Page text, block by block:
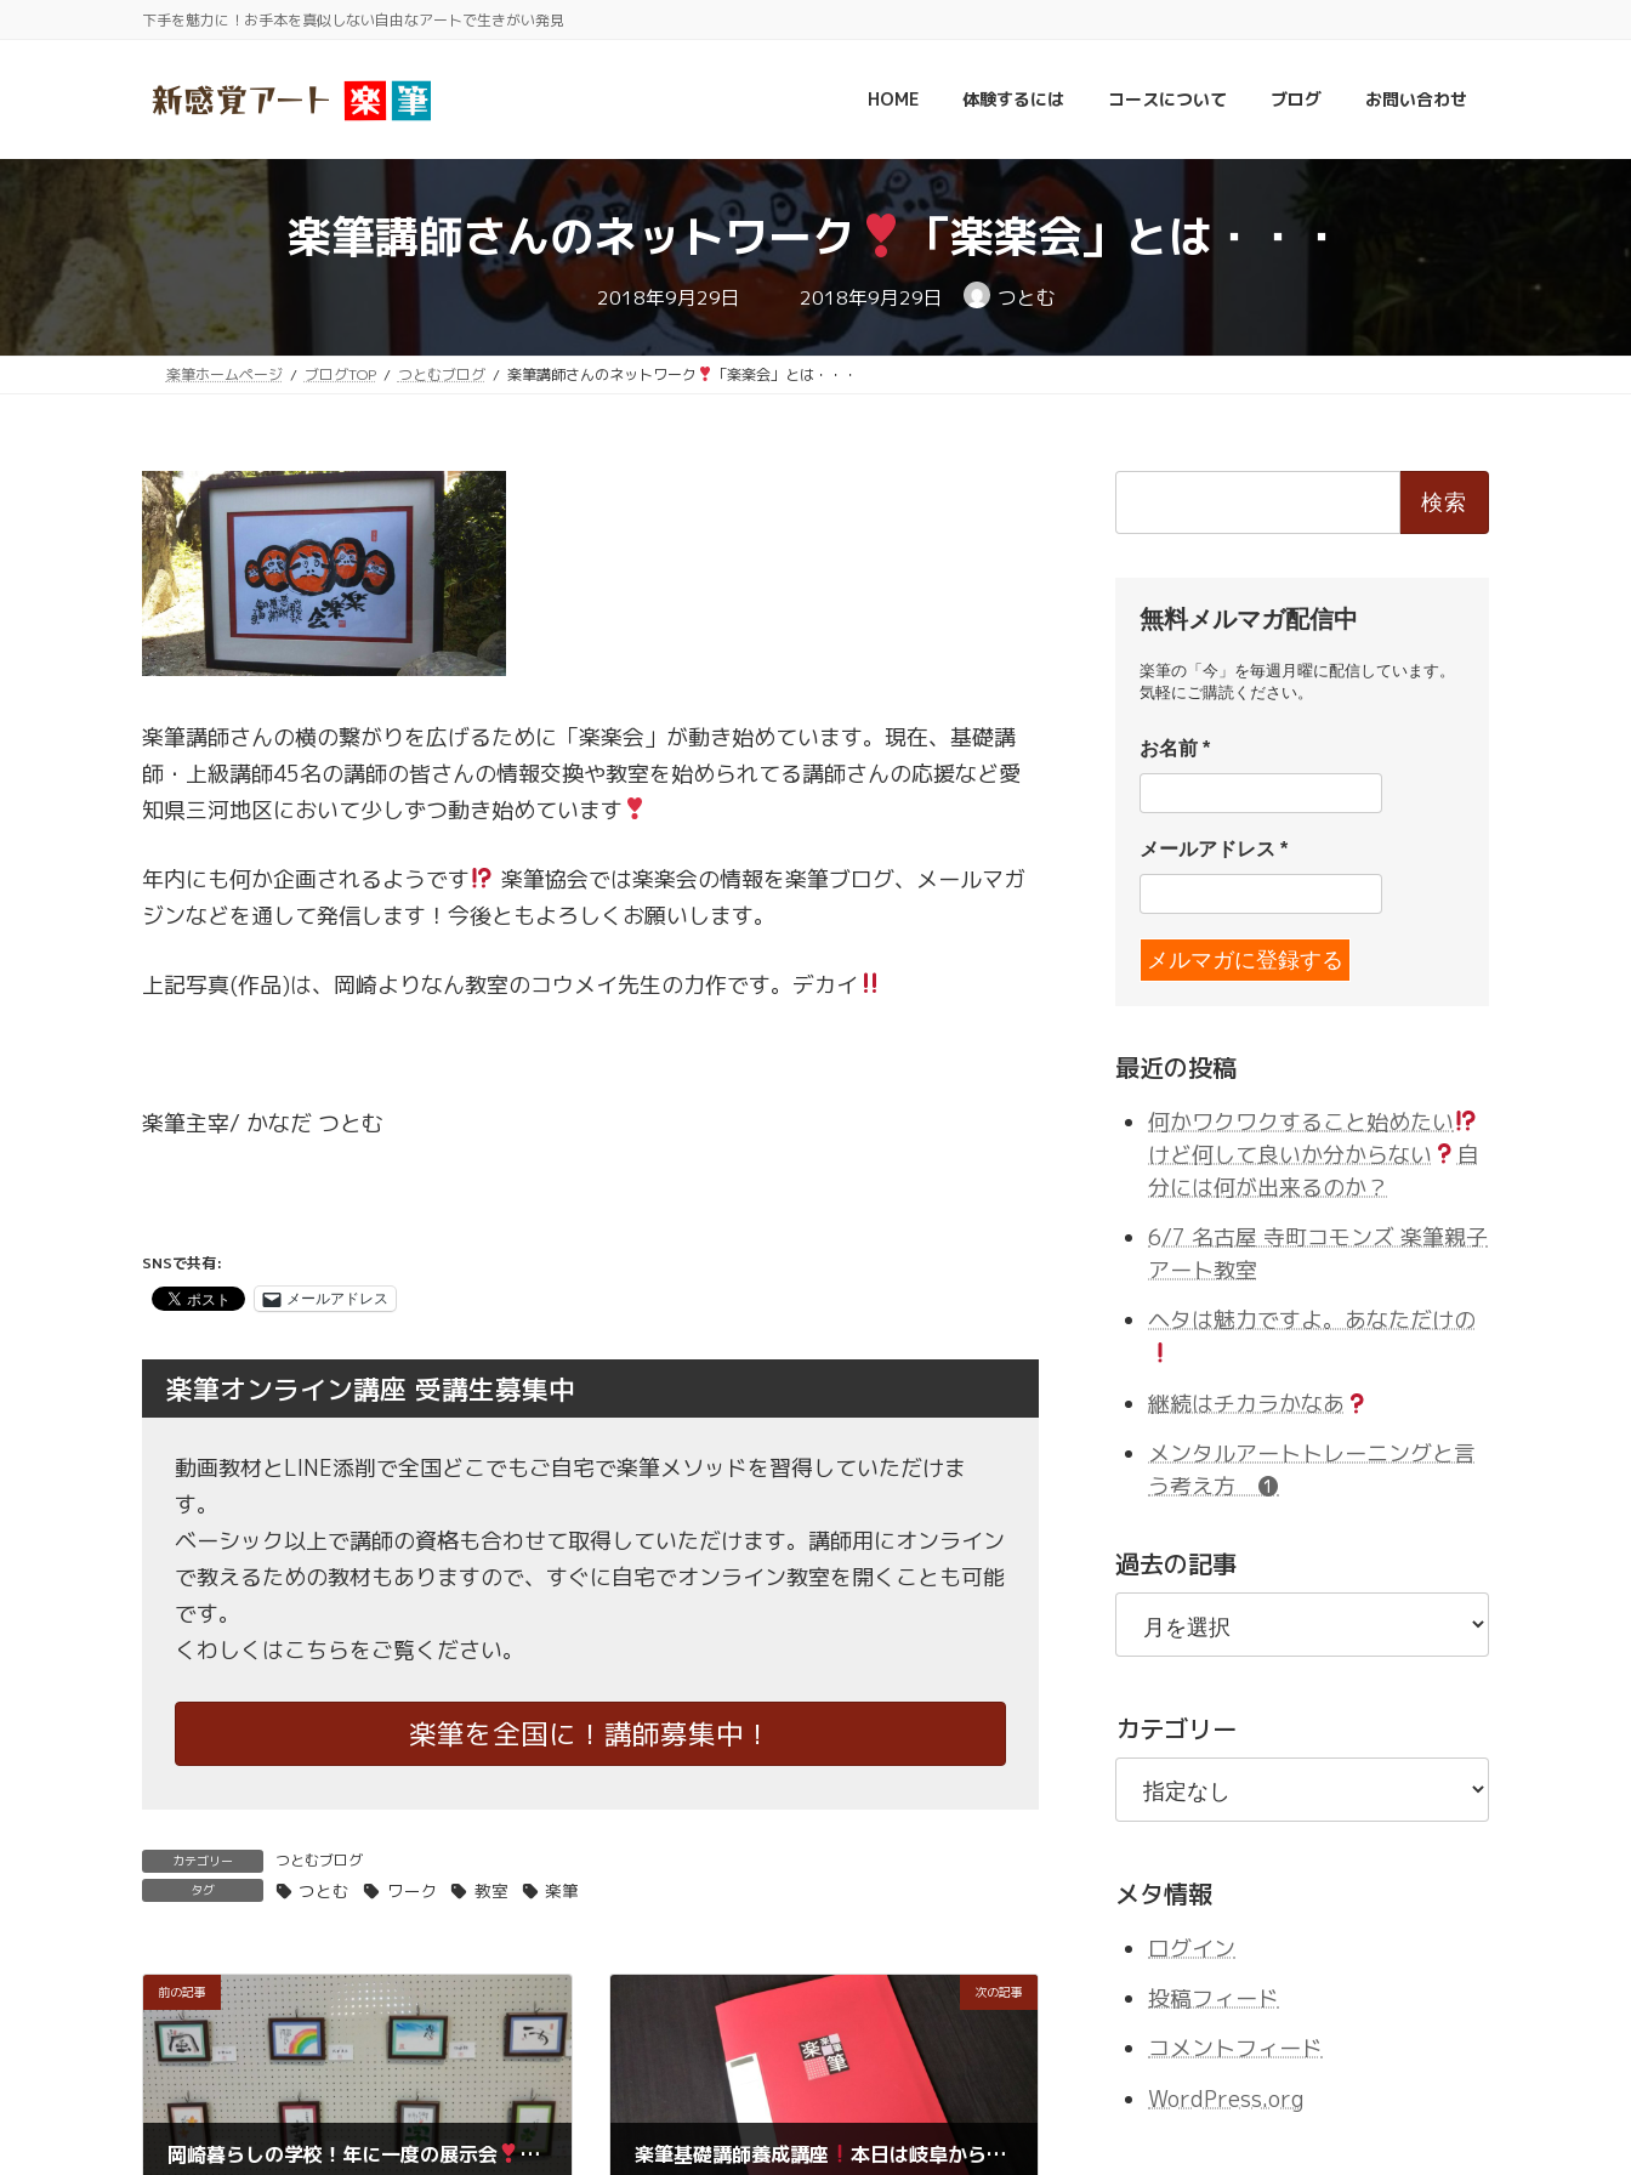
下手を魅力に！お手本を真似しない自由なアートで生きがい発見
HOME 体験するには コースについて ブログ お問い合わせ
楽筆講師さんのネットワーク 「楽楽会」とは・・・
2018年9月29日 最
終
更
新
日
時
2018年9月29日 つとむ
楽筆ホームページ ブログTOP つとむブログ 楽筆講師さんのネットワーク 「楽楽会」とは・・・
楽筆講師さんの横の繋がりを広げるために「楽楽会」が動き始めています。現在、基礎講
師・上級講師45名の講師の皆さんの情報交換や教室を始められてる講師さんの応援など愛
知県三河地区において少しずつ動き始めています
年内にも何か企画されるようです
楽筆協会では楽楽会の情報を楽筆ブログ、メールマガ
ジンなどを通して発信します！今後ともよろしくお願いします。
上記写真(作品)は、岡崎よりなん教室のコウメイ先生の力作です。デカイ
楽筆主宰/ かなだ つとむ
SNSで共有:
メールアドレス
楽筆オンライン講座 受講生募集中
動画教材とLINE添削で全国どこでもご自宅で楽筆メソッドを習得していただけま
す。
ベーシック以上で講師の資格も合わせて取得していただけます。講師用にオンライン
で教えるための教材もありますので、すぐに自宅でオンライン教室を開くことも可能
です。
くわしくはこちらをご覧ください。
楽筆を全国に！講師募集中！
カテゴリー つとむブログ
タグ つとむ ワーク 教室 楽筆
前の記事
岡崎暮らしの学校！年に一度の展示会 搬入完了しました。
次の記事
楽筆基礎講師養成講座 本日は岐阜からアトリエにお越しいただきます。感謝
無料メルマガ配信中
楽筆の「今」を毎週月曜に配信しています。
気軽にご購読ください。
お名前*
メールアドレス*
最近の投稿
何かワクワクすること始めたい
けど何して良いか分からない
自
分には何が出来るのか？
6/7 名古屋 寺町コモンズ 楽筆親子
アート教室
ヘタは魅力ですよ。あなただけの
継続はチカラかなあ
メンタルアートトレーニングと言
う考え方 ❶
過去の記事
過
の
事
カテゴリー
メタ情報
ログイン
投稿フィード
コメントフィード
WordPress.org